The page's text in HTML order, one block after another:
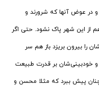
در عوض آنها که شرورند و
از این شهر پاک نشود. حتی اگر
را بیرون بریزد باز هم سر
و خودبینی‌شان بر قدرت طبیعت
پیش ببرد که مثلا محسن و